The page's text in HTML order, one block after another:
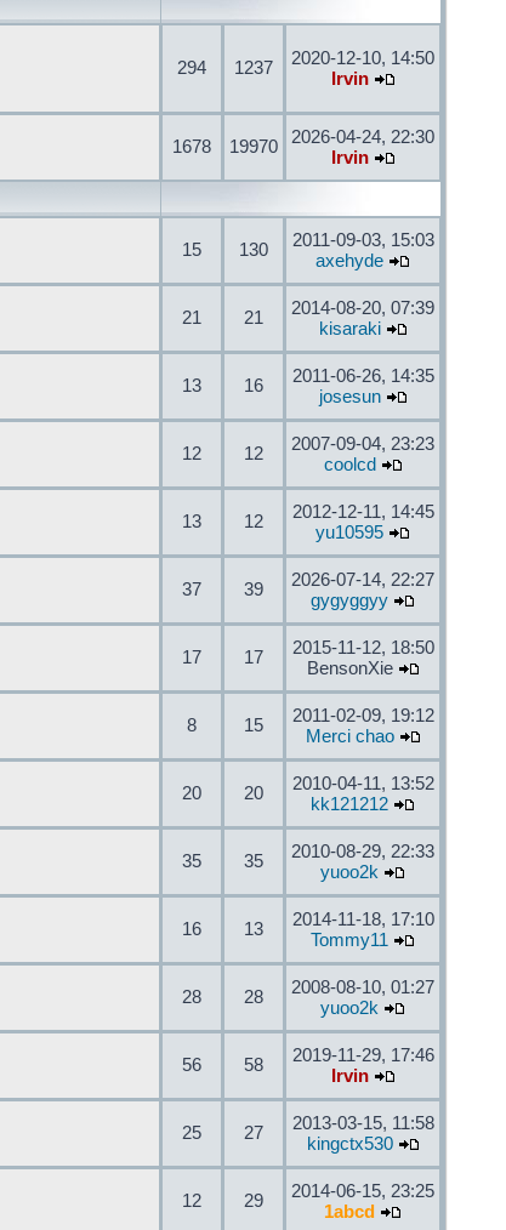
294 1237
2020-12-10, 14:50
Irvin
1678 19970
2026-04-24, 22:30
Irvin
15 130
2011-09-03, 15:03
axehyde
21 21
2014-08-20, 07:39
kisaraki
13 16
2011-06-26, 14:35
josesun
12 12
2007-09-04, 23:23
coolcd
13 12
2012-12-11, 14:45
yu10595
37 39
2026-07-14, 22:27
gygyggyy
17 17
2015-11-12, 18:50
BensonXie
8 15
2011-02-09, 19:12
Merci chao
20 20
2010-04-11, 13:52
kk121212
35 35
2010-08-29, 22:33
yuoo2k
16 13
2014-11-18, 17:10
Tommy11
28 28
2008-08-10, 01:27
yuoo2k
56 58
2019-11-29, 17:46
Irvin
25 27
2013-03-15, 11:58
kingctx530
12 29
2014-06-15, 23:25
1abcd